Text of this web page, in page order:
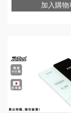
加入購物